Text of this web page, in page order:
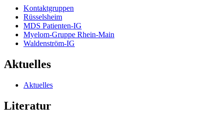
Kontaktgruppen
Rüsselsheim
MDS Patienten-IG
Myelom-Gruppe Rhein-Main
Waldenström-IG
Aktuelles
Aktuelles
Literatur